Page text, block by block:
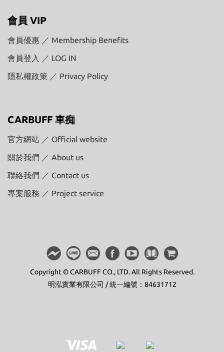
會員 VIP
會員優惠 ／ Membership Benefits
會員登入 ／ LOG IN
隱私權政策 ／ Privacy Policy
CARBUFF 車痴
官方網站 ／ Official website
關於我們 ／ About us
聯絡我們 ／ Contact us
專案服務 ／ Project service
Copyright © CARBUFF CO., LTD. All Rights Reserved.
明泓實業有限公司 / 統一編號：84631712